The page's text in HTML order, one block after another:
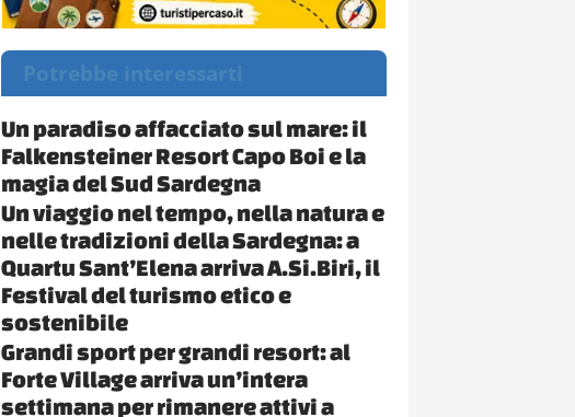
Potrebbe interessarti
Un paradiso affacciato sul mare: il
Falkensteiner Resort Capo Boi e la
magia del Sud Sardegna
Un viaggio nel tempo, nella natura e
nelle tradizioni della Sardegna: a
Quartu Sant’Elena arriva A.Si.Biri, il
Festival del turismo etico e
sostenibile
Grandi sport per grandi resort: al
Forte Village arriva un’intera
settimana per rimanere attivi a